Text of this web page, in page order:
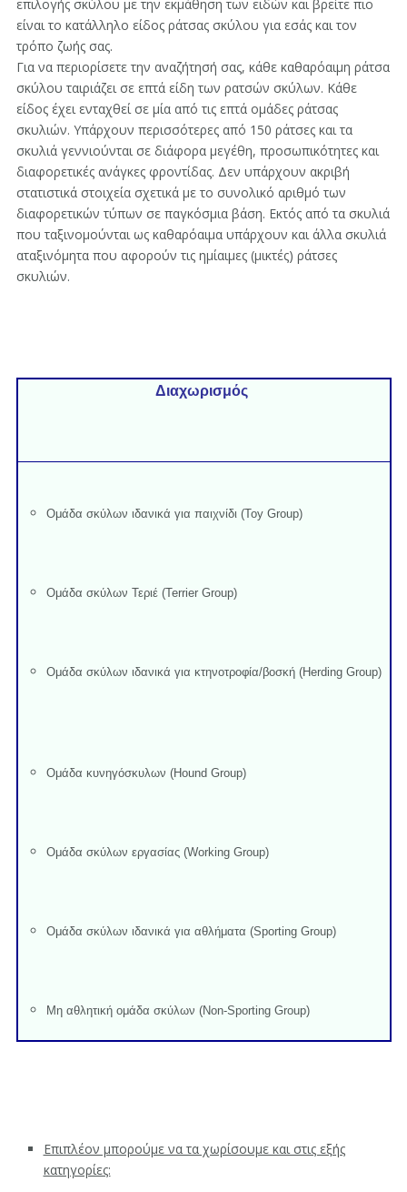
επιλογής σκύλου με την εκμάθηση των ειδών και βρείτε πιο
είναι το κατάλληλο είδος ράτσας σκύλου για εσάς και τον
τρόπο ζωής σας.
Για να περιορίσετε την αναζήτησή σας, κάθε καθαρόαιμη ράτσα
σκύλου ταιριάζει σε επτά είδη των ρατσών σκύλων. Κάθε
είδος έχει ενταχθεί σε μία από τις επτά ομάδες ράτσας
σκυλιών. Υπάρχουν περισσότερες από 150 ράτσες και τα
σκυλιά γεννιούνται σε διάφορα μεγέθη, προσωπικότητες και
διαφορετικές ανάγκες φροντίδας. Δεν υπάρχουν ακριβή
στατιστικά στοιχεία σχετικά με το συνολικό αριθμό των
διαφορετικών τύπων σε παγκόσμια βάση. Εκτός από τα σκυλιά
που ταξινομούνται ως καθαρόαιμα υπάρχουν και άλλα σκυλιά
αταξινόμητα που αφορούν τις ημίαιμες (μικτές) ράτσες
σκυλιών.
Διαχωρισμός
Ομάδα σκύλων ιδανικά για παιχνίδι (Toy Group)
Ομάδα σκύλων Τεριέ (Terrier Group)
Ομάδα σκύλων ιδανικά για κτηνοτροφία/βοσκή (Herding Group)
Ομάδα κυνηγόσκυλων (Hound Group)
Ομάδα σκύλων εργασίας (Working Group)
Ομάδα σκύλων ιδανικά για αθλήματα (Sporting Group)
Μη αθλητική ομάδα σκύλων (Non-Sporting Group)
Επιπλέον μπορούμε να τα χωρίσουμε και στις εξής
κατηγορίες: